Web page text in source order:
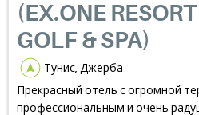
(EX.ONE
GOLF & SPA)
Тунис, Джерба
Прекрасный отель с огромной
профессиональным и очень